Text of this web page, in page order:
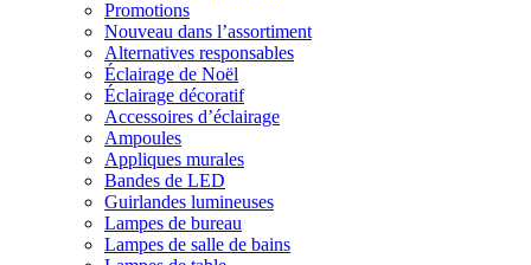
Promotions
Nouveau dans l’assortiment
Alternatives responsables
Éclairage de Noël
Éclairage décoratif
Accessoires d’éclairage
Ampoules
Appliques murales
Bandes de LED
Guirlandes lumineuses
Lampes de bureau
Lampes de salle de bains